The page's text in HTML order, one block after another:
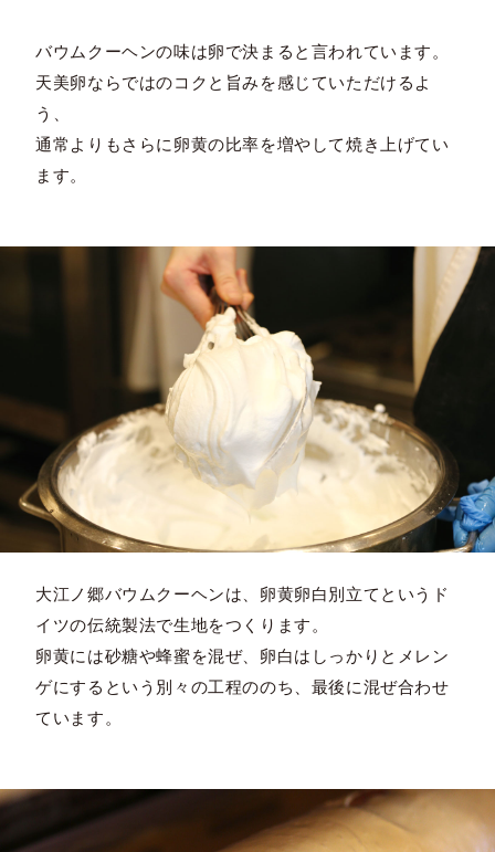
バウムクーヘンの味は卵で決まると言われています。
天美卵ならではのコクと旨みを感じていただけるよ
う、
通常よりもさらに卵黄の比率を増やして焼き上げてい
ます。
大江ノ郷バウムクーヘンは、卵黄卵白別立てというド
イツの伝統製法で生地をつくります。
卵黄には砂糖や蜂蜜を混ぜ、卵白はしっかりとメレン
ゲにするという別々の工程ののち、最後に混ぜ合わせ
ています。